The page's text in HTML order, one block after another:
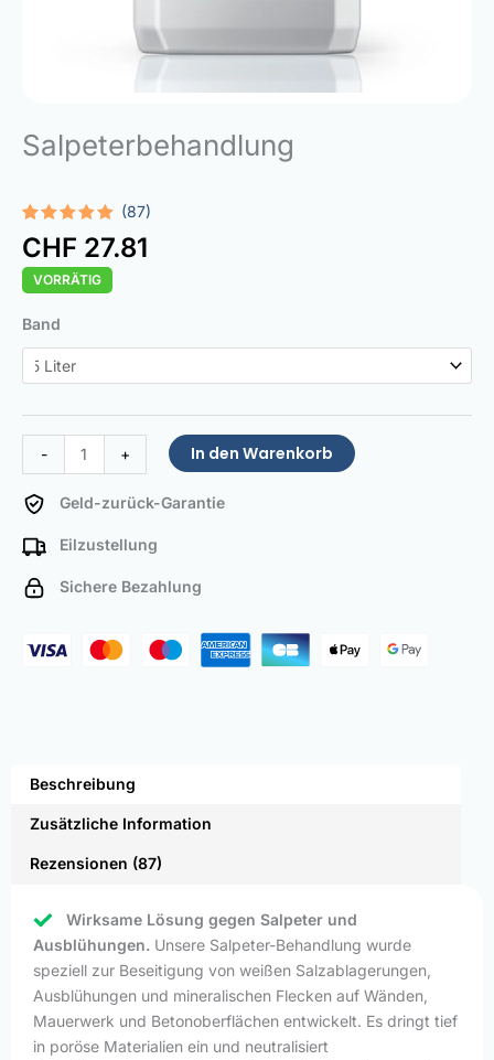
Salpeterbehandlung
Bewertet
mit 4.87
von 5,
basierend
auf
87
(87)
CHF 27.81
VORRÄTIG
Band
-
Saltpetre
Treatment
Menge
+ In den Warenkorb
Geld-zurück-Garantie
Eilzustellung
Sichere Bezahlung
Beschreibung
Zusätzliche Information
Rezensionen (87)
Wirksame Lösung gegen Salpeter und
Ausblühungen. Unsere Salpeter-Behandlung wurde
speziell zur Beseitigung von weißen Salzablagerungen,
Ausblühungen und mineralischen Flecken auf Wänden,
Mauerwerk und Betonoberflächen entwickelt. Es dringt tief
in poröse Materialien ein und neutralisiert